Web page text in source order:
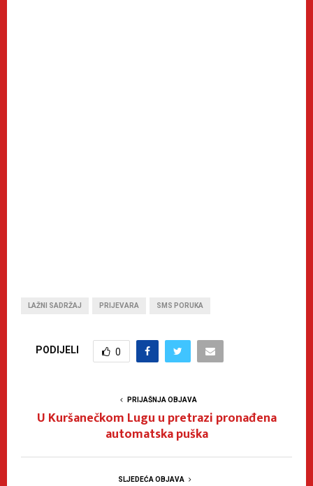
LAŽNI SADRŽAJ PRIJEVARA SMS PORUKA
PODIJELI 0
PRIJAŠNJA OBJAVA
U Kuršanečkom Lugu u pretrazi pronađena
automatska puška
SLJEDEĆA OBJAVA